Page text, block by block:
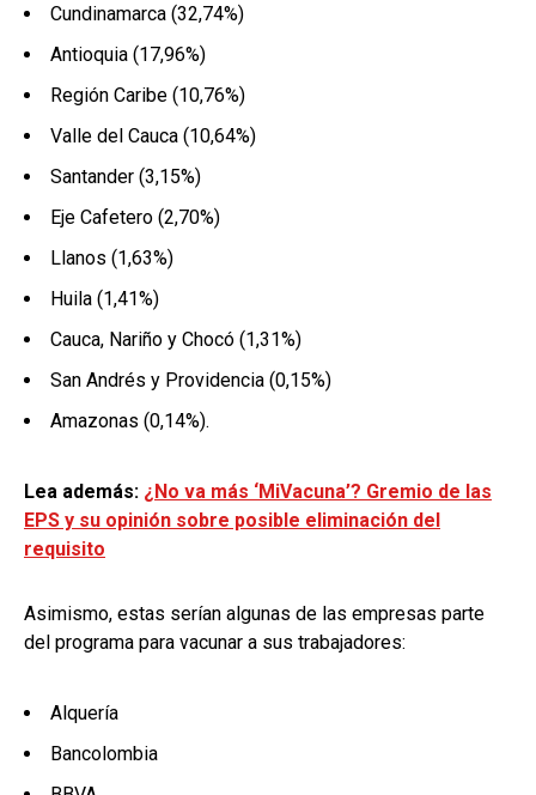
Cundinamarca (32,74%)
Antioquia (17,96%)
Región Caribe (10,76%)
Valle del Cauca (10,64%)
Santander (3,15%)
Eje Cafetero (2,70%)
Llanos (1,63%)
Huila (1,41%)
Cauca, Nariño y Chocó (1,31%)
San Andrés y Providencia (0,15%)
Amazonas (0,14%).
Lea además: ¿No va más ‘MiVacuna’? Gremio de las
EPS y su opinión sobre posible eliminación del
requisito
Asimismo, estas serían algunas de las empresas parte
del programa para vacunar a sus trabajadores:
Alquería
Bancolombia